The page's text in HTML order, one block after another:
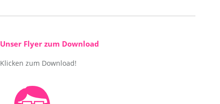
opens
new
page
in
window
Unser Flyer zum Download
Klicken zum Download!